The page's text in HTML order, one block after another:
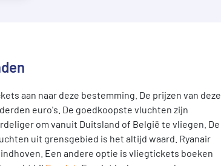
aan naar deze bestemming. De prijzen van deze
euro's. De goedkoopste vluchten zijn
om vanuit Duitsland of België te vliegen. De
uit grensgebied is het altijd waard. Ryanair
Een andere optie is vliegtickets boeken